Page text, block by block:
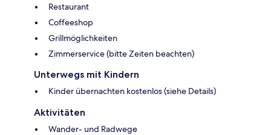
Restaurant
Coffeeshop
Grillmöglichkeiten
Zimmerservice (bitte Zeiten beachten)
Unterwegs mit Kindern
Kinder übernachten kostenlos (siehe Details)
Aktivitäten
Wander- und Radwege